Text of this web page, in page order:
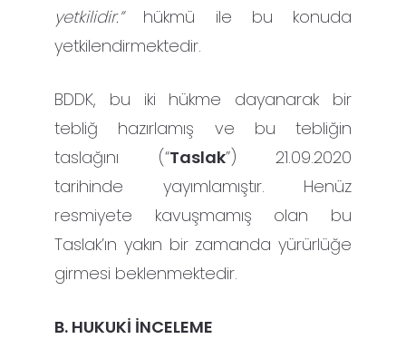
yetkilidir.”hükmü ile bu konuda
yetkilendirmektedir.
BDDK, bu iki hükme dayanarak bir
tebliğ hazırlamış ve bu tebliğin
taslağını (“Taslak”) 21.09.2020
tarihinde yayımlamıştır. Henüz
resmiyete kavuşmamış olan bu
Taslak’ın yakın bir zamanda yürürlüğe
girmesi beklenmektedir.
B. HUKUKİ İNCELEME